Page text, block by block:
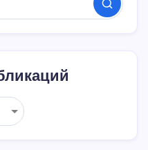
Поиск